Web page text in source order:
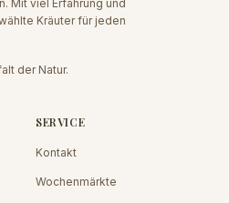
Mit viel Erfahrung und
Kräuter für jeden
der Natur.
SERVICE
Kontakt
Wochenmärkte